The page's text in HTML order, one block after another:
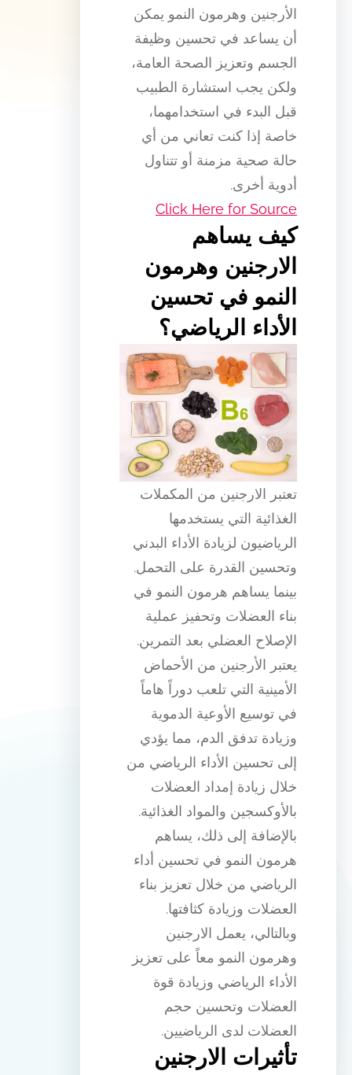
الأرجنين وهرمون النمو يمكن
أن يساعد في تحسين وظيفة
الجسم وتعزيز الصحة العامة،
ولكن يجب استشارة الطبيب
قبل البدء في استخدامهما،
خاصة إذا كنت تعاني من أي
حالة صحية مزمنة أو تتناول
أدوية أخرى.
Click Here for Source
كيف يساهم
الارجنين وهرمون
النمو في تحسين
الأداء الرياضي؟
تعتبر الارجنين من المكملات
الغذائية التي يستخدمها
الرياضيون لزيادة الأداء البدني
وتحسين القدرة على التحمل.
بينما يساهم هرمون النمو في
بناء العضلات وتحفيز عملية
الإصلاح العضلي بعد التمرين.
يعتبر الأرجنين من الأحماض
الأمينية التي تلعب دوراً هاماً
في توسيع الأوعية الدموية
وزيادة تدفق الدم، مما يؤدي
إلى تحسين الأداء الرياضي من
خلال زيادة إمداد العضلات
بالأوكسجين والمواد الغذائية.
بالإضافة إلى ذلك، يساهم
هرمون النمو في تحسين أداء
الرياضي من خلال تعزيز بناء
العضلات وزيادة كثافتها.
وبالتالي، يعمل الارجنين
وهرمون النمو معاً على تعزيز
الأداء الرياضي وزيادة قوة
العضلات وتحسين حجم
العضلات لدى الرياضيين.
تأثيرات الارجنين